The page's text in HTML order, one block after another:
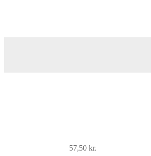
57,50 kr.